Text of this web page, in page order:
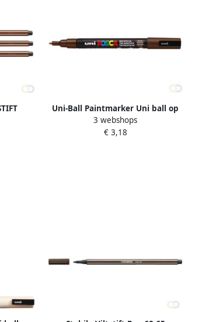
Uni-Ball Paintmarker Uni ball op
waterbasis posca pc 3m bruin
3 webshops
€ 3,18